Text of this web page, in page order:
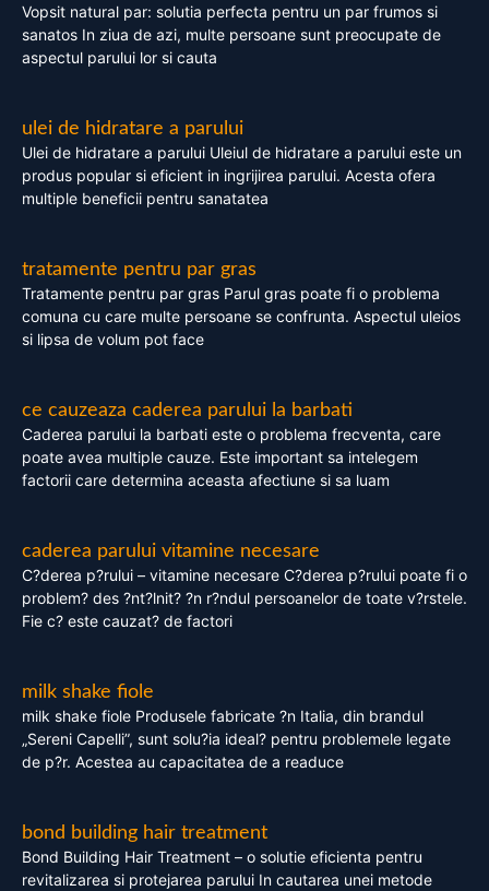
Vopsit natural par: solutia perfecta pentru un par frumos si
sanatos In ziua de azi, multe persoane sunt preocupate de
aspectul parului lor si cauta
ulei de hidratare a parului
Ulei de hidratare a parului Uleiul de hidratare a parului este un
produs popular si eficient in ingrijirea parului. Acesta ofera
multiple beneficii pentru sanatatea
tratamente pentru par gras
Tratamente pentru par gras Parul gras poate fi o problema
comuna cu care multe persoane se confrunta. Aspectul uleios
si lipsa de volum pot face
ce cauzeaza caderea parului la barbati
Caderea parului la barbati este o problema frecventa, care
poate avea multiple cauze. Este important sa intelegem
factorii care determina aceasta afectiune si sa luam
caderea parului vitamine necesare
C?derea p?rului – vitamine necesare C?derea p?rului poate fi o
problem? des ?nt?lnit? ?n r?ndul persoanelor de toate v?rstele.
Fie c? este cauzat? de factori
milk shake fiole
milk shake fiole Produsele fabricate ?n Italia, din brandul
„Sereni Capelli”, sunt solu?ia ideal? pentru problemele legate
de p?r. Acestea au capacitatea de a readuce
bond building hair treatment
Bond Building Hair Treatment – o solutie eficienta pentru
revitalizarea si protejarea parului In cautarea unei metode